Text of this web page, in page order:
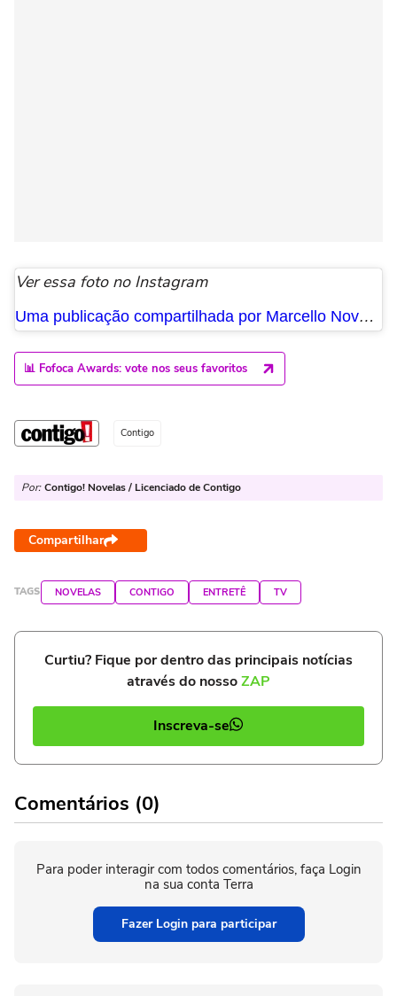
Ver essa foto no Instagram
Uma publicação compartilhada por Marcello Novaes (@marcellonovaesreal)
📊 Fofoca Awards: vote nos seus favoritos
Contigo
Por: Contigo! Novelas / Licenciado de Contigo
Compartilhar
TAGS NOVELAS CONTIGO ENTRETÊ TV
Curtiu? Fique por dentro das principais notícias
através do nossoZAP
Inscreva-se
Comentários (0)
Para poder interagir com todos comentários, faça Login
na sua conta Terra
Fazer Login para participar